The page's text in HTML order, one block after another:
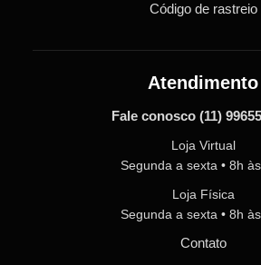
Código de rastreio
Atendimento
Fale conosco (11)
Loja Virtual
Segunda a sexta • 8h
Loja Física
Segunda a sexta • 8h
Contato